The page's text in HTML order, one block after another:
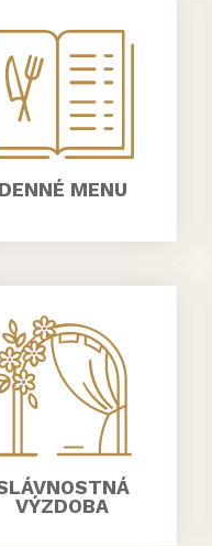
DENNÉ MENU
VÝZDOBA